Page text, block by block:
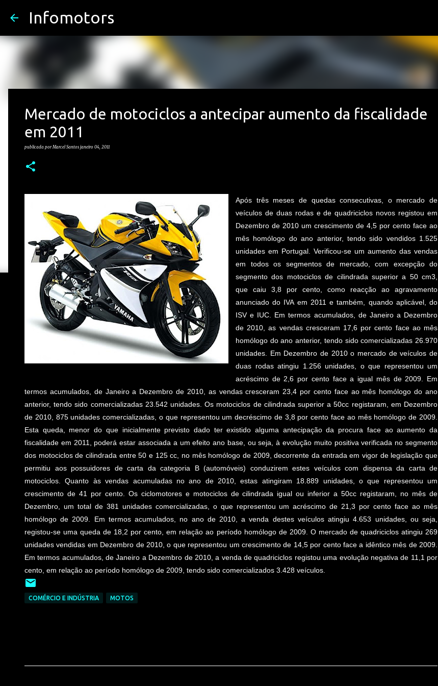
Infomotors
Mercado de motociclos a antecipar aumento da fiscalidade
em 2011
publicada porMarcel Santos janeiro 04, 2011
Após três meses de quedas consecutivas, o mercado de
veículos de duas rodas e de quadriciclos novos registou em
Dezembro de 2010 um crescimento de 4,5 por cento face ao
mês homólogo do ano anterior, tendo sido vendidos 1.525
unidades em Portugal. Verificou-se um aumento das vendas
em todos os segmentos de mercado, com excepção do
segmento dos motociclos de cilindrada superior a 50 cm3,
que caiu 3,8 por cento, como reacção ao agravamento
anunciado do IVA em 2011 e também, quando aplicável, do
ISV e IUC. Em termos acumulados, de Janeiro a Dezembro
de 2010, as vendas cresceram 17,6 por cento face ao mês
homólogo do ano anterior, tendo sido comercializadas 26.970
unidades. Em Dezembro de 2010 o mercado de veículos de
duas rodas atingiu 1.256 unidades, o que representou um
acréscimo de 2,6 por cento face a igual mês de 2009. Em
termos acumulados, de Janeiro a Dezembro de 2010, as vendas cresceram 23,4 por cento face ao mês homólogo do ano
anterior, tendo sido comercializadas 23.542 unidades. Os motociclos de cilindrada superior a 50cc registaram, em Dezembro
de 2010, 875 unidades comercializadas, o que representou um decréscimo de 3,8 por cento face ao mês homólogo de 2009.
Esta queda, menor do que inicialmente previsto dado ter existido alguma antecipação da procura face ao aumento da
fiscalidade em 2011, poderá estar associada a um efeito ano base, ou seja, à evolução muito positiva verificada no segmento
dos motociclos de cilindrada entre 50 e 125 cc, no mês homólogo de 2009, decorrente da entrada em vigor de legislação que
permitiu aos possuidores de carta da categoria B (automóveis) conduzirem estes veículos com dispensa da carta de
motociclos. Quanto às vendas acumuladas no ano de 2010, estas atingiram 18.889 unidades, o que representou um
crescimento de 41 por cento. Os ciclomotores e motociclos de cilindrada igual ou inferior a 50cc registaram, no mês de
Dezembro, um total de 381 unidades comercializadas, o que representou um acréscimo de 21,3 por cento face ao mês
homólogo de 2009. Em termos acumulados, no ano de 2010, a venda destes veículos atingiu 4.653 unidades, ou seja,
registou-se uma queda de 18,2 por cento, em relação ao período homólogo de 2009. O mercado de quadriciclos atingiu 269
unidades vendidas em Dezembro de 2010, o que representou um crescimento de 14,5 por cento face a idêntico mês de 2009.
Em termos acumulados, de Janeiro a Dezembro de 2010, a venda de quadriciclos registou uma evolução negativa de 11,1 por
cento, em relação ao período homólogo de 2009, tendo sido comercializados 3.428 veículos.
COMÉRCIO E INDÚSTRIA MOTOS